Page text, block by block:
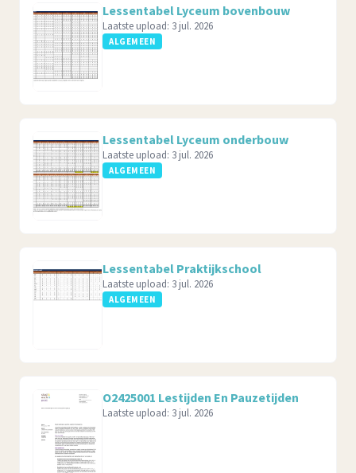
Lessentabel Lyceum bovenbouw
Laatste upload: 3 jul. 2026
ALGEMEEN
Lessentabel Lyceum onderbouw
Laatste upload: 3 jul. 2026
ALGEMEEN
Lessentabel Praktijkschool
Laatste upload: 3 jul. 2026
ALGEMEEN
O2425001 Lestijden En Pauzetijden
Laatste upload: 3 jul. 2026